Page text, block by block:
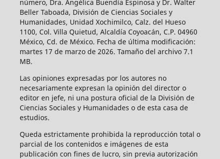
número, Dra. Angélica Buendía Espinosa y Dr. Walter
Beller Taboada, División de Ciencias Sociales y
Humanidades, Unidad Xochimilco, Calz. del Hueso
1100, Col. Villa Quietud, Alcaldía Coyoacán, C.P. 04960
México, Cd. de México. Fecha de última modificación:
martes 17 de marzo de 2026. Tamaño del archivo 7.1
MB.
Las opiniones expresadas por los autores no
necesariamente expresan la opinión del director o
editor en jefe, ni una postura oficial de la División de
Ciencias Sociales y Humanidades o de esta casa de
estudios.
Queda estrictamente prohibida la reproducción total o
parcial de los contenidos e imágenes de esta
publicación con fines de lucro, sin previa autorización